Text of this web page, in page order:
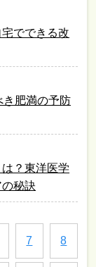
でできる改
き肥満の予防
？東洋医学
秘訣
7 8